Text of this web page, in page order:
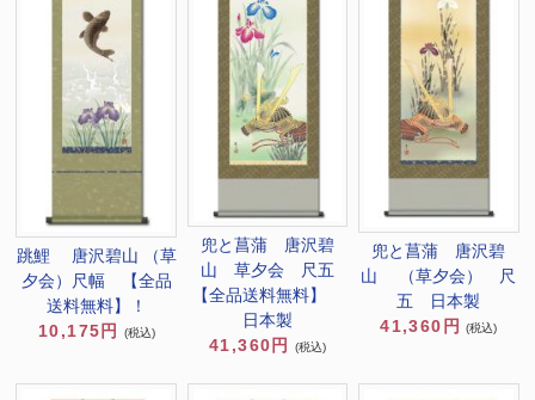
跳鯉 唐沢碧山 （草
夕会）尺幅 【全品
送料無料】！
10,175円
(税込)
兜と菖蒲 唐沢碧
山 草夕会 尺五
【全品送料無料】
日本製
41,360円
(税込)
兜と菖蒲 唐沢碧
山 （草夕会） 尺
五 日本製
41,360円
(税込)